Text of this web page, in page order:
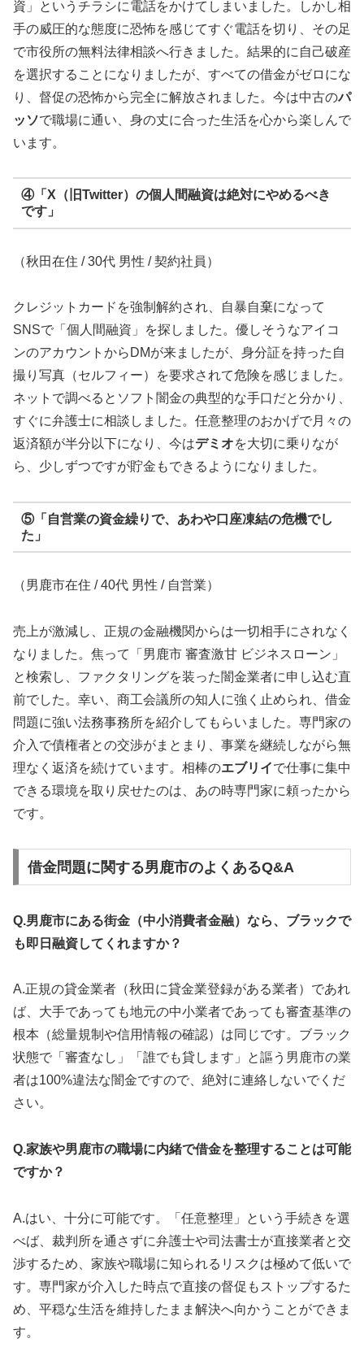
資」というチラシに電話をかけてしまいました。しかし相
手の威圧的な態度に恐怖を感じてすぐ電話を切り、その足
で市役所の無料法律相談へ行きました。結果的に自己破産
を選択することになりましたが、すべての借金がゼロにな
り、督促の恐怖から完全に解放されました。今は中古のパ
ッソで職場に通い、身の丈に合った生活を心から楽しんで
います。
④「X（旧Twitter）の個人間融資は絶対にやめるべき
です」
（秋田在住 / 30代 男性 / 契約社員）
クレジットカードを強制解約され、自暴自棄になって
SNSで「個人間融資」を探しました。優しそうなアイコ
ンのアカウントからDMが来ましたが、身分証を持った自
撮り写真（セルフィー）を要求されて危険を感じました。
ネットで調べるとソフト闇金の典型的な手口だと分かり、
すぐに弁護士に相談しました。任意整理のおかげで月々の
返済額が半分以下になり、今はデミオを大切に乗りなが
ら、少しずつですが貯金もできるようになりました。
⑤「自営業の資金繰りで、あわや口座凍結の危機でし
た」
（男鹿市在住 / 40代 男性 / 自営業）
売上が激減し、正規の金融機関からは一切相手にされなく
なりました。焦って「男鹿市 審査激甘 ビジネスローン」
と検索し、ファクタリングを装った闇金業者に申し込む直
前でした。幸い、商工会議所の知人に強く止められ、借金
問題に強い法務事務所を紹介してもらいました。専門家の
介入で債権者との交渉がまとまり、事業を継続しながら無
理なく返済を続けています。相棒のエブリイで仕事に集中
できる環境を取り戻せたのは、あの時専門家に頼ったから
です。
借金問題に関する男鹿市のよくあるQ&A
Q.男鹿市にある街金（中小消費者金融）なら、ブラックで
も即日融資してくれますか？
A.正規の貸金業者（秋田に貸金業登録がある業者）であれ
ば、大手であっても地元の中小業者であっても審査基準の
根本（総量規制や信用情報の確認）は同じです。ブラック
状態で「審査なし」「誰でも貸します」と謳う男鹿市の業
者は100%違法な闇金ですので、絶対に連絡しないでくだ
さい。
Q.家族や男鹿市の職場に内緒で借金を整理することは可能
ですか？
A.はい、十分に可能です。「任意整理」という手続きを選
べば、裁判所を通さずに弁護士や司法書士が直接業者と交
渉するため、家族や職場に知られるリスクは極めて低いで
す。専門家が介入した時点で直接の督促もストップするた
め、平穏な生活を維持したまま解決へ向かうことができま
す。